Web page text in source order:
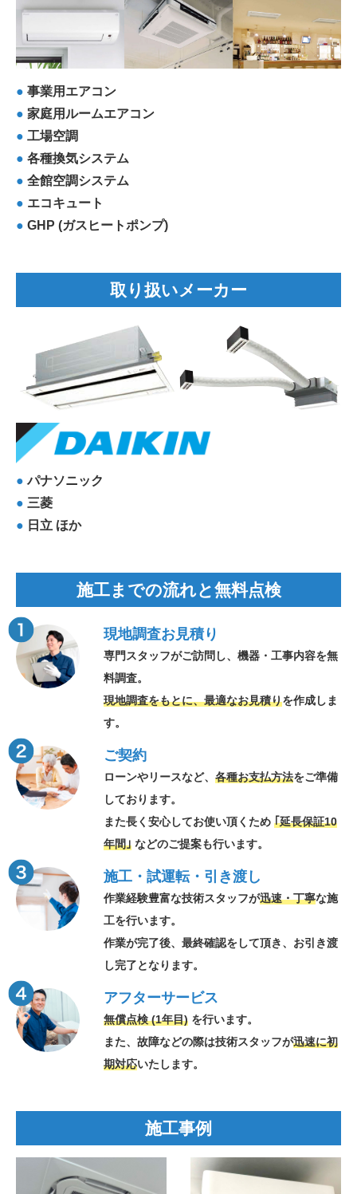
● 事業用エアコン
● 家庭用ルームエアコン
● 工場空調
● 各種換気システム
● 全館空調システム
● エコキュート
● GHP (ガスヒートポンプ)
取り扱いメーカー
● パナソニック
● 三菱
● 日立 ほか
施工までの流れと無料点検
現地調査お見積り
専門スタッフがご訪問し、機器・工事内容を無
料調査。
現地調査をもとに、最適なお見積りを作成しま
す。
ご契約
ローンやリースなど、 各種お支払方法をご準備
しております。
また長く安心してお使い頂くため ｢延長保証10
年間｣などのご提案も行います。
施工・試運転・引き渡し
作業経験豊富な技術スタッフが迅速・丁寧な施
工を行います。
作業が完了後、最終確認をして頂き、お引き渡
し完了となります。
アフターサービス
無償点検 (1年目)を行います。
また、故障などの際は技術スタッフが迅速に初
期対応いたします。
施工事例